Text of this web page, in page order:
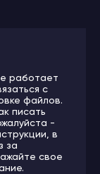
работает
с
файлов.
писать
-
в
за
свое